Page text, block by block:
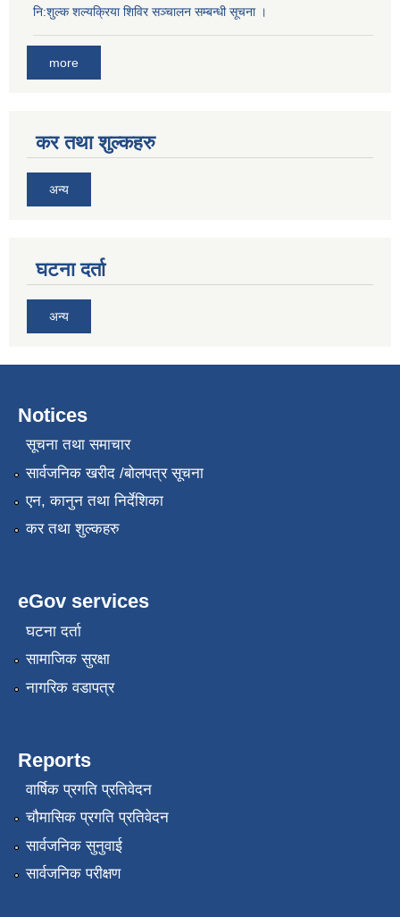
नि:शुल्क शल्यक्रिया शिविर सञ्चालन सम्बन्धी सूचना ।
more
कर तथा शुल्कहरु
अन्य
घटना दर्ता
अन्य
Notices
सूचना तथा समाचार
सार्वजनिक खरीद /बोलपत्र सूचना
एन, कानुन तथा निर्देशिका
कर तथा शुल्कहरु
eGov services
घटना दर्ता
सामाजिक सुरक्षा
नागरिक वडापत्र
Reports
वार्षिक प्रगति प्रतिवेदन
चौमासिक प्रगति प्रतिवेदन
सार्वजनिक सुनुवाई
सार्वजनिक परीक्षण